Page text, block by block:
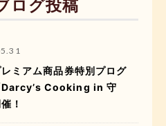
ログ投稿
ミアム商品券特別プログ
Darcy’s Cooking in 守
！